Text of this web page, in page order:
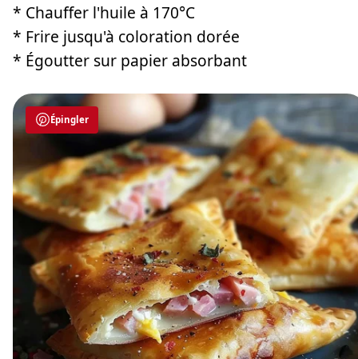
* Chauffer l'huile à 170°C
* Frire jusqu'à coloration dorée
* Égoutter sur papier absorbant
Épingler